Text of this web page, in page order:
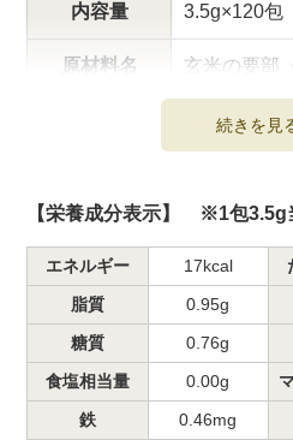
内容量 3.5g×120包
原材料名 玄米の要部
商品パッケ
※当店より
けします。
保存方法
直射日光・
てください
販売者 東洋ライス
JANコード
続きを見
【栄養成分表示】 ※1包3.5g
エネルギー 17kcal
脂質
0.95g
糖質
0.76g
食塩相当量
0.00g
鉄
0.46mg